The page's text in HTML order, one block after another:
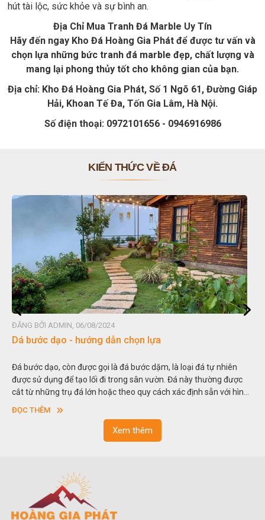
hút tài lộc, sức khỏe và sự bình an.
Địa Chỉ Mua Tranh Đá Marble Uy Tín
Hãy đến ngay Kho Đá Hoàng Gia Phát để được tư vấn và
chọn lựa những bức tranh đá marble đẹp, chất lượng và
mang lại phong thủy tốt cho không gian của bạn.
Địa chỉ: Kho Đá Hoàng Gia Phát, Số 1 Ngõ 61, Đường Giáp
Hải, Khoan Tế Đa, Tốn Gia Lâm, Hà Nội.
Số điện thoại: 0972101656 - 0946916986
KIẾN THỨC VỀ ĐÁ
ĐĂNG BỞI ADMIN, 06/08/2024
Dá bước dạo - hướng dẫn chọn lựa
Đá bước dạo, còn được gọi là đá bước dặm, là loại đá tự nhiên
được sử dụng để tạo lối đi trong sân vườn. Đá này thường được
cắt từ những trụ đá lớn hoặc theo quy cách xác định sẵn với hình
vuông hoặc hình chữ nhật và có độ dày khác nhau.
ĐỌC THÊM
Xem thêm